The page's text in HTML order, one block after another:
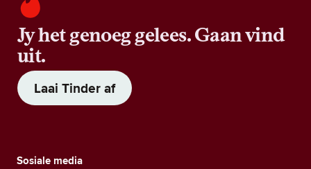
Jy het genoeg gelees. Gaan vind
uit.
Laai Tinder af
Sosiale media